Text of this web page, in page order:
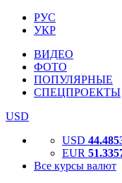
РУС
УКР
ВИДЕО
ФОТО
ПОПУЛЯРНЫЕ
СПЕЦПРОЕКТЫ
USD
USD
EUR
Все курсы валют